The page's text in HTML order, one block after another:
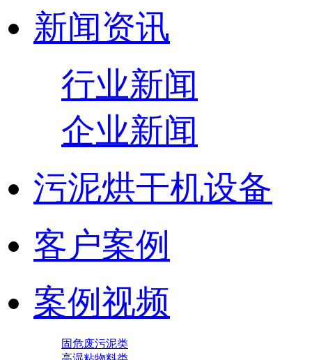
新闻资讯
行业新闻
企业新闻
污泥烘干机设备
客户案例
案例视频
固危废污泥类